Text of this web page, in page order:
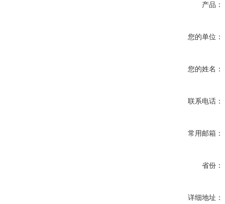
产品：
您的单位：
您的姓名：
联系电话：
常用邮箱：
省份：
详细地址：